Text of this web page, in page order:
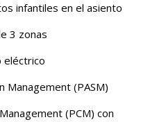
infantiles en el asiento
3 zonas
eléctrico
Management (PASM)
(PCM) con